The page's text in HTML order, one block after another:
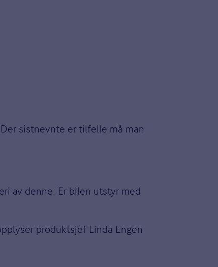
sistnevnte er tilfelle må man
av denne. Er bilen utstyr med
produktsjef Linda Engen